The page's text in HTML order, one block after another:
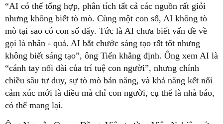
“AI có thể tổng hợp, phân tích tất cả các nguồn rất giỏi
nhưng không biết tò mò. Cùng một con số, AI không tò
mò tại sao có con số đấy. Tức là AI chưa biết vấn đề về
gọi là nhân - quả. AI bắt chước sáng tạo rất tốt nhưng
không biết sáng tạo”, ông Tiến khẳng định. Ông xem AI là
“cánh tay nối dài của trí tuệ con người”, nhưng chính
chiều sâu tư duy, sự tò mò bản năng, và khả năng kết nối
cảm xúc mới là điều mà chỉ con người, cụ thể là nhà báo,
có thể mang lại.